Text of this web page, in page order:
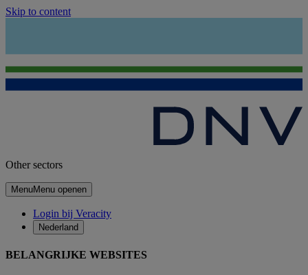
Skip to content
Other sectors
MenuMenu openen
Login bij Veracity
Nederland
BELANGRIJKE WEBSITES